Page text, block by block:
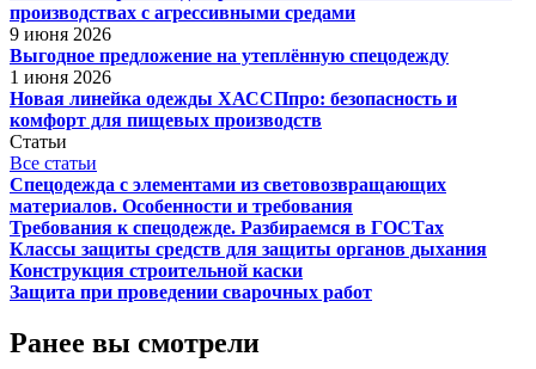
производствах с агрессивными средами
9 июня 2026
Выгодное предложение на утеплённую спецодежду
1 июня 2026
Новая линейка одежды ХАССПпро: безопасность и
комфорт для пищевых производств
Статьи
Все статьи
Спецодежда с элементами из световозвращающих
материалов. Особенности и требования
Требования к спецодежде. Разбираемся в ГОСТах
Классы защиты средств для защиты органов дыхания
Конструкция строительной каски
Защита при проведении сварочных работ
Ранее вы смотрели